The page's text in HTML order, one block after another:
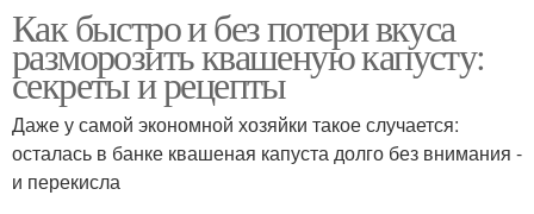
Капусты при
размораживании
Как быстро и без потери вкуса
разморозить квашеную капусту:
секреты и рецепты
Даже у самой экономной хозяйки такое случается:
осталась в банке квашеная капуста долго без внимания -
и перекисла